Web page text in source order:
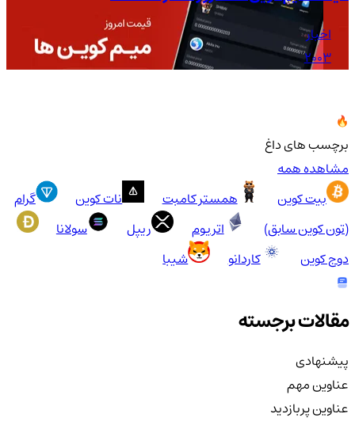
اخبار
2003
برچسب های داغ
مشاهده همه
بیت کوین
همستر کامبت نات کوین
گرام
(تون کوین سابق)
اتریوم ریپل
سولانا
دوج کوین
کاردانو شیبا
مقالات برجسته
پیشنهادی
عناوین مهم
عناوین پربازدید